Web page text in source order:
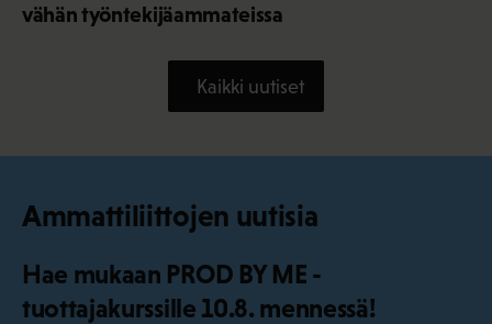
vähän työntekijäammateissa
Kaikki uutiset
Ammattiliittojen uutisia
Hae mukaan PROD BY ME -
tuottajakurssille 10.8. mennessä!